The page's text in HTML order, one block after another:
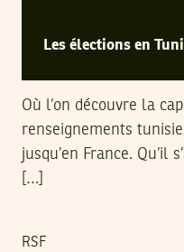
Les élections en
Où l’on découvre la
renseignements
jusqu’en France. Qu’il
[…]
RSF